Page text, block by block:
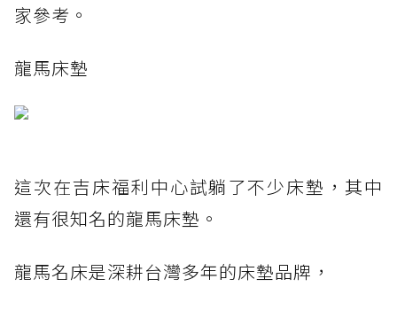
家參考。
龍馬床墊
這次在吉床福利中心試躺了不少床墊，其中
還有很知名的龍馬床墊。
龍馬名床是深耕台灣多年的床墊品牌，